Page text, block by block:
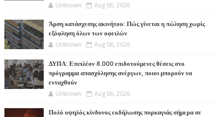
Unknown Aug 06, 2026
Άρση κατάσχεσης ακινήτου: Πώς γίνεται η πώληση χωρίς
εξόφληση όλων των οφειλών
Unknown Aug 06, 2026
ΔΥΠΑ: Επιπλέον 8.000 επιδοτούμενες θέσεις στο
πρόγραμμα απασχόλησης ανέργων, ποιοι μπορούν να
ενταχθούν
Unknown Aug 06, 2026
Πολύ υψηλός κίνδυνος εκδήλωσης πυρκαγιάς σήμερα σε